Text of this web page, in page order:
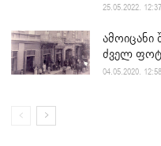
25.05.2022. 12:37
ამოიცანი
ძველ
04.05.2020. 12:58